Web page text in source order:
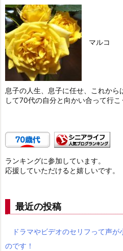
マルコ
息子の人生、息子に任せ、これか
して70代の自分と向かい合って行こ
ランキングに参加しています。
応援していただけると嬉しいです。
最近の投稿
ドラマやビデオのセリフって声
のです！